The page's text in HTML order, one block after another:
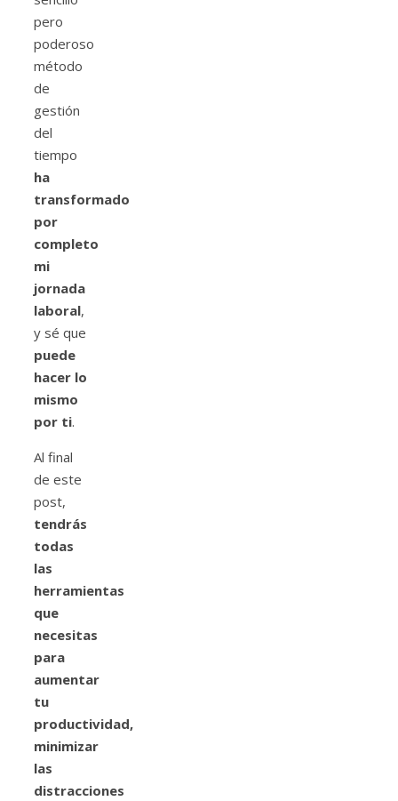
pero
poderoso
método
de
gestión
del
tiempo
ha
transformado
por
completo
mi
jornada
laboral,
y sé que
puede
hacer lo
mismo
por ti.
Al final
de este
post,
tendrás
todas
las
herramientas
que
necesitas
para
aumentar
tu
productividad,
minimizar
las
distracciones